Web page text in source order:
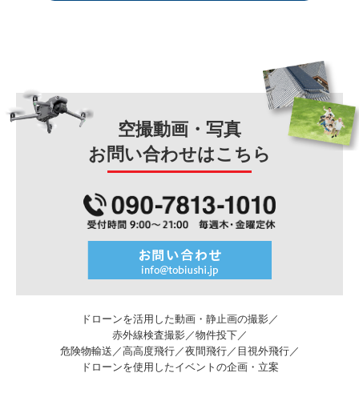
空撮動画・写真
お問い合わせはこちら
ドローンを活用した動画・静止画の撮影／
赤外線検査撮影／物件投下／
危険物輸送／高高度飛行／夜間飛行／目視外飛行／
ドローンを使用したイベントの企画・立案